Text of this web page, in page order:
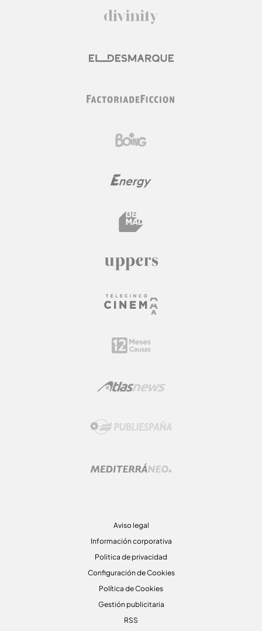
Aviso legal
Información corporativa
Politica de privacidad
Configuración de Cookies
Política de Cookies
Gestión publicitaria
RSS